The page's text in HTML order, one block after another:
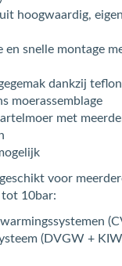
hoogwaardig,
en snelle montage
dankzij
moerassemblage
met
voor
10bar:
(DVGW +